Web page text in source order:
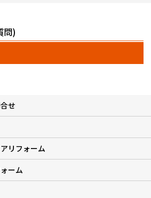
問)
せ
りから
望の方
ム
ム
ーム
リフォーム
について
て (23)
ーション (52)
ーション (44)
エーション (11)
(2)
ーム
て (5)
ンプラス
どまど
交換